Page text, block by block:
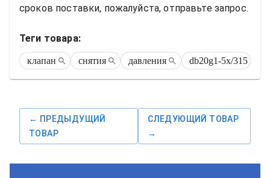
сроков поставки, пожалуйста, отправьте запрос.
Теги товара:
клапан снятия давления db20g1-5x/315
← ПРЕДЫДУЩИЙ
ТОВАР
СЛЕДУЮЩИЙ ТОВАР
→